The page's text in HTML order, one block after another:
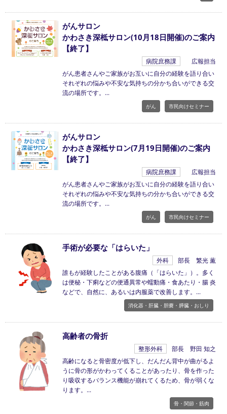
がんサロン
かわさき深柢サロン(10月18日開催)のご案内
【終了】
病院庶務課
広報担当
がん患者さんやご家族がお互いに自分の経験を語り合い
それぞれの悩みや不安な気持ちの分かち合いができる交
流の場所です。
がん 市民向けセミナー
がんサロン
かわさき深柢サロン(7月19日開催)のご案内
【終了】
病院庶務課
広報担当
がん患者さんやご家族がお互いに自分の経験を語り合い
それぞれの悩みや不安な気持ちの分かち合いができる交
流の場所です。
がん 市民向けセミナー
手術が必要な「はらいた」
外科
部長 繁光 薫
誰もが経験したことがある腹痛（「はらいた」）。多く
は便秘・下痢などの便通異常や蠕動痛・食あたり・腸 炎
などで、自然に、あるいは内服薬で改善します。
消化器・肝臓・胆嚢・膵臓・おしり
高齢者の骨折
整形外科
部長 野田 知之
高齢になると骨密度が低下し、だんだん背中が曲がるよ
うに骨の形がかわってくることがあったり、骨を作った
り吸収するバランス機能が崩れてくるため、骨が弱くな
ります。
骨・関節・筋肉